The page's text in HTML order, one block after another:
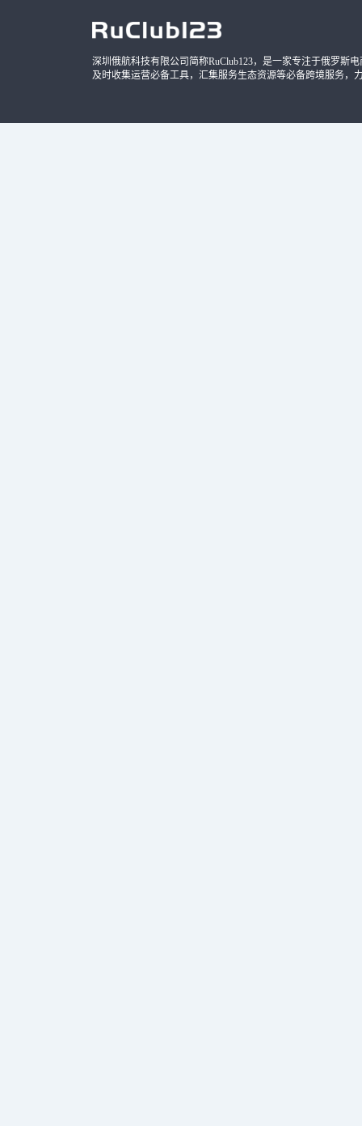
深圳俄航科技有限公司简称RuClub123，是一家专注于俄罗斯
及时收集运营必备工具，汇集服务生态资源等必备跨境服务，